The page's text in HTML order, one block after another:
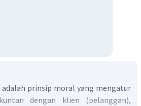
prinsip moral yang mengatur
dengan klien (pelanggan),